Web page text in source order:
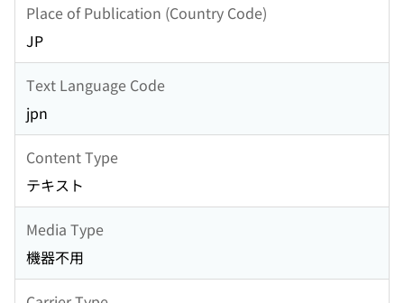
Place of Publication (Country Code)
JP
Text Language Code
jpn
Content Type
テキスト
Media Type
機器不用